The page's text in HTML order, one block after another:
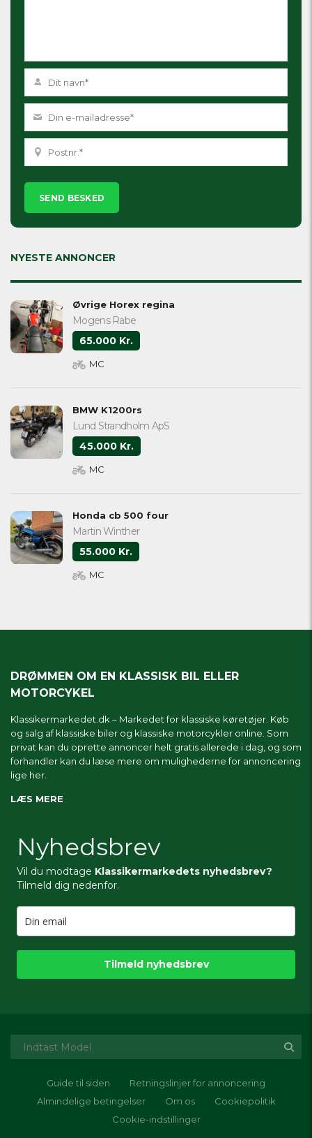
Please
leave
empty.
NYESTE ANNONCER
Øvrige Horex regina
Mogens Rabe
65.000 Kr.
MC
BMW K1200rs
Lund Strandholm ApS
45.000 Kr.
MC
Honda cb 500 four
Martin Winther
55.000 Kr.
MC
DRØMMEN OM EN KLASSISK BIL ELLER
MOTORCYKEL
Klassikermarkedet.dk – Markedet for klassiske køretøjer. Køb
og salg af klassiske biler og klassiske motorcykler online. Som
privat kan du oprette annoncer helt gratis allerede i dag, og som
forhandler kan du læse mere om mulighederne for annoncering
lige her.
LÆS MERE
Nyhedsbrev
Vil du modtage Klassikermarkedets nyhedsbrev?
Tilmeld dig nedenfor.
Tilmeld nyhedsbrev
Guide til siden
Retningslinjer for annoncering
Almindelige betingelser
Om os
Cookiepolitik
Cookie-indstillinger